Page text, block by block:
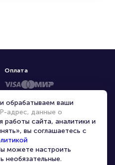
Оплата
обрабатываем ваши
адрес, данные о
работы сайта, аналитики и
вы соглашаетесь с
можете настроить
необязательные.